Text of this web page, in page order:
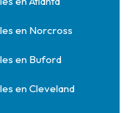
en Norcross
en Buford
en Cleveland